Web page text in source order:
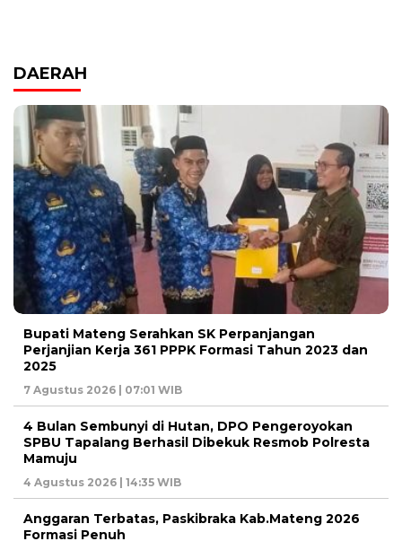
DAERAH
Bupati Mateng Serahkan SK Perpanjangan
Perjanjian Kerja 361 PPPK Formasi Tahun 2023 dan
2025
7 Agustus 2026 | 07:01 WIB
4 Bulan Sembunyi di Hutan, DPO Pengeroyokan
SPBU Tapalang Berhasil Dibekuk Resmob Polresta
Mamuju
4 Agustus 2026 | 14:35 WIB
Anggaran Terbatas, Paskibraka Kab.Mateng 2026
Formasi Penuh